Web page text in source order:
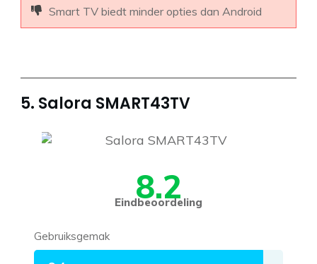
Smart TV biedt minder opties dan Android
5. Salora SMART43TV
8.2
Eindbeoordeling
Gebruiksgemak